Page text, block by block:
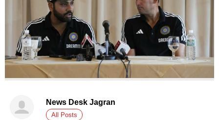
News Desk Jagran
All Posts